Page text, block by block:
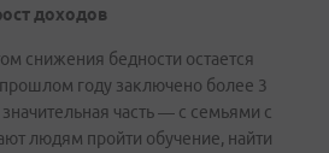
доходов
снижения бедности остается
году заключено более 3
часть — с семьями с
людям пройти обучение, найти